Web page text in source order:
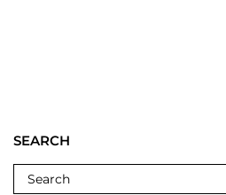
SEARCH